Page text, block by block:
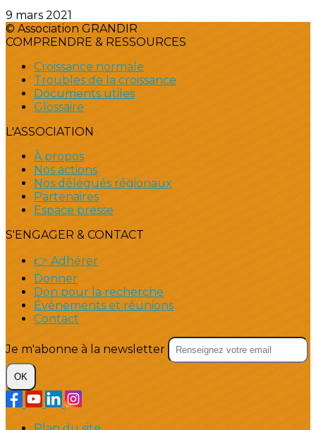
9 mars 2021
© Association GRANDIR
COMPRENDRE & RESSOURCES
Croissance normale
Troubles de la croissance
Documents utiles
Glossaire
L'ASSOCIATION
À propos
Nos actions
Nos délégués régionaux
Partenaires
Espace presse
S'ENGAGER & CONTACT
👉 Adhérer
Donner
Don pour la recherche
Événements et réunions
Contact
Je m'abonne à la newsletter
OK